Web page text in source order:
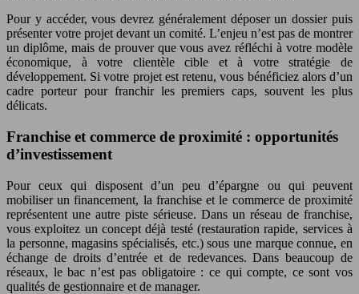
Pour y accéder, vous devrez généralement déposer un dossier puis
présenter votre projet devant un comité. L’enjeu n’est pas de montrer
un diplôme, mais de prouver que vous avez réfléchi à votre modèle
économique, à votre clientèle cible et à votre stratégie de
développement. Si votre projet est retenu, vous bénéficiez alors d’un
cadre porteur pour franchir les premiers caps, souvent les plus
délicats.
Franchise et commerce de proximité : opportunités
d’investissement
Pour ceux qui disposent d’un peu d’épargne ou qui peuvent
mobiliser un financement, la franchise et le commerce de proximité
représentent une autre piste sérieuse. Dans un réseau de franchise,
vous exploitez un concept déjà testé (restauration rapide, services à
la personne, magasins spécialisés, etc.) sous une marque connue, en
échange de droits d’entrée et de redevances. Dans beaucoup de
réseaux, le bac n’est pas obligatoire : ce qui compte, ce sont vos
qualités de gestionnaire et de manager.